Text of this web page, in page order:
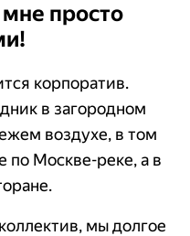
просто
корпоратив.
в загородном
воздухе, в том
по Москве-реке, а в
мы долгое